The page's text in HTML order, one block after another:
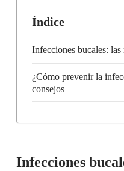
Índice
Infecciones bucales:
¿Cómo prevenir la
consejos
Infecciones